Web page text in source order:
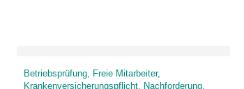
Betriebsprüfung, Freie Mitarbeiter,
Krankenversicherungspflicht, Nachforderung,